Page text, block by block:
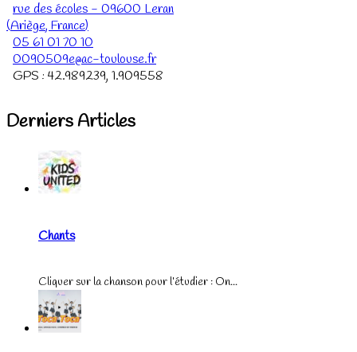
rue des écoles - 09600 Leran
(Ariège, France)
05 61 01 70 10
0090509e@ac-toulouse.fr
GPS : 42.989239, 1.909558
Derniers Articles
Chants
Cliquer sur la chanson pour l’étudier : On...